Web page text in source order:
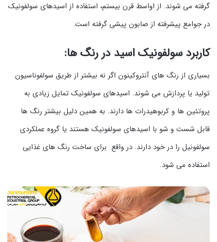
گرفته می شوند. از اواسط قرن بیستم، استفاده از اسیدهای سولفونیک
در جوامع پیشرفته از صابون پیشی گرفته است.
کاربرد سولفونیک اسید در رنگ ها:
بسیاری از رنگ های آنتروکینون اگر نه بیشتر از طریق سولفوناسیون
تولید یا پردازش می شوند. اسیدهای سولفونیک تمایل زیادی به
پروتئین ها و کربوهیدرات ها دارند. به همین دلیل بیشتر رنگ ها
قابل شست و شو با اسیدهای سولفونیک هستند یا گروه عملکردی
سولفونیل را در خود دارند. در واقع برای ساخت رنگ های غذایی
استفاده می شود.